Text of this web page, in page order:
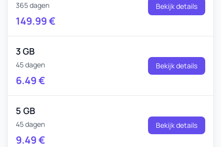
365 dagen
149.99€
Bekijk details
3 GB
45 dagen
6.49€
Bekijk details
5 GB
45 dagen
9.49€
Bekijk details